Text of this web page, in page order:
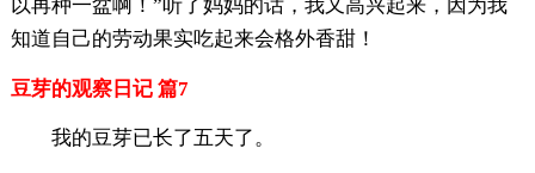
以再种一盆啊！”听了妈妈的话，我又高兴起来，因为我
知道自己的劳动果实吃起来会格外香甜！
豆芽的观察日记 篇7
我的豆芽已长了五天了。